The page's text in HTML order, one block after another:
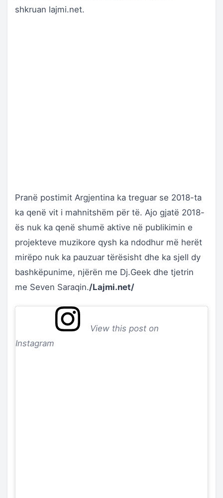
shkruan lajmi.net.
Pranë postimit Argjentina ka treguar se 2018-ta
ka qenë vit i mahnitshëm për të. Ajo gjatë 2018-
ës nuk ka qenë shumë aktive në publikimin e
projekteve muzikore qysh ka ndodhur më herët
mirëpo nuk ka pauzuar tërësisht dhe ka sjell dy
bashkëpunime, njërën me Dj.Geek dhe tjetrin
me Seven Saraqin./Lajmi.net/
View this post on
Instagram